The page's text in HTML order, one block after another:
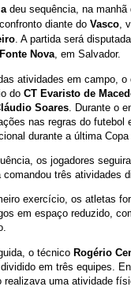
deu sequência, na manhã
diante do Vasco ,
. A partida será
Nova , em Salvador.
atividades em campo,
do CT Evaristo de
Soares. Durante o
nas regras do futebol
durante a última
os jogadores
comandou três atividades
exercício, os atletas
em espaço reduzido,
o técnico Rogério
em três equipes.
realizava uma atividade